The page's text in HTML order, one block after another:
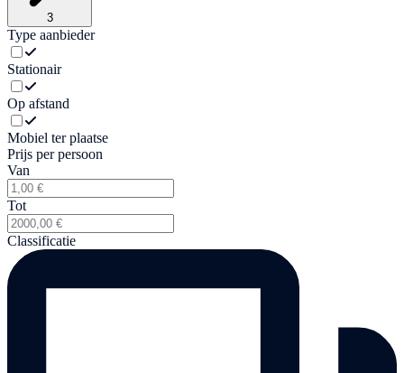
3
Type aanbieder
Stationair
Op afstand
Mobiel ter plaatse
Prijs per persoon
Van
Tot
Classificatie